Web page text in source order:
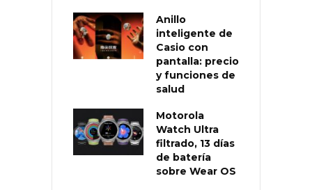
Anillo
inteligente de
Casio con
pantalla: precio
y funciones de
salud
Motorola
Watch Ultra
filtrado, 13 días
de batería
sobre Wear OS